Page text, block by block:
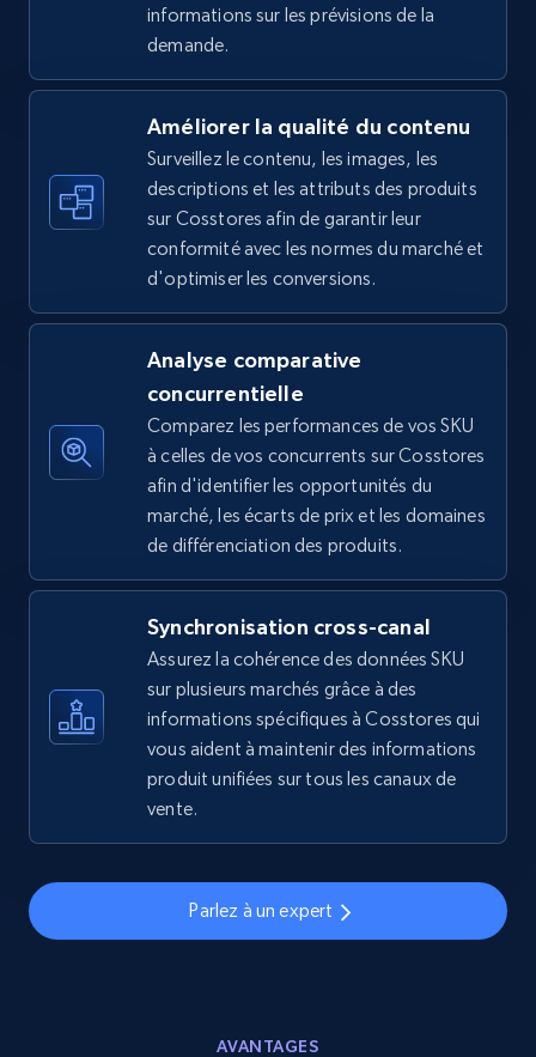
667+ Commencer
Amazon sellers info
Seller id, URL, Seller name, Description, Detailed
info, Stars, Feedbacks, Return policy, and more.
378+ Commencer
URL, Product id, Title, Seller name, Seller rating,
Seller reviews, Breadcrumbs, Root category, and
more.
eBay - Gather data on products using
specified keywords
URL, Product id, Title, Seller name, Seller rating,
Seller reviews, Breadcrumbs, Root category, and
informations sur les prévisions de la
demande.
Améliorer la qualité du contenu
Surveillez le contenu, les images, les
descriptions et les attributs des produits
sur Cosstores afin de garantir leur
conformité avec les normes du marché et
d'optimiser les conversions.
Analyse comparative
concurrentielle
Comparez les performances de vos SKU
à celles de vos concurrents sur Cosstores
afin d'identifier les opportunités du
marché, les écarts de prix et les domaines
de différenciation des produits.
Synchronisation cross-canal
Assurez la cohérence des données SKU
sur plusieurs marchés grâce à des
informations spécifiques à Cosstores qui
vous aident à maintenir des informations
produit unifiées sur tous les canaux de
vente.
Parlez à un expert
AVANTAGES